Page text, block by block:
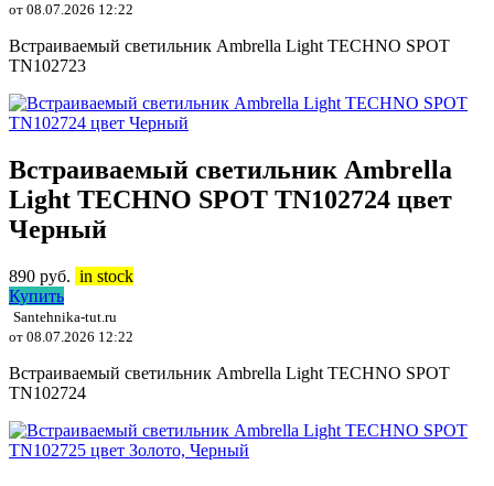
от 08.07.2026 12:22
Встраиваемый светильник Ambrella Light TECHNO SPOT
TN102723
Встраиваемый светильник Ambrella
Light TECHNO SPOT TN102724 цвет
Черный
890 руб. in stock
Купить
Santehnika-tut.ru
от 08.07.2026 12:22
Встраиваемый светильник Ambrella Light TECHNO SPOT
TN102724